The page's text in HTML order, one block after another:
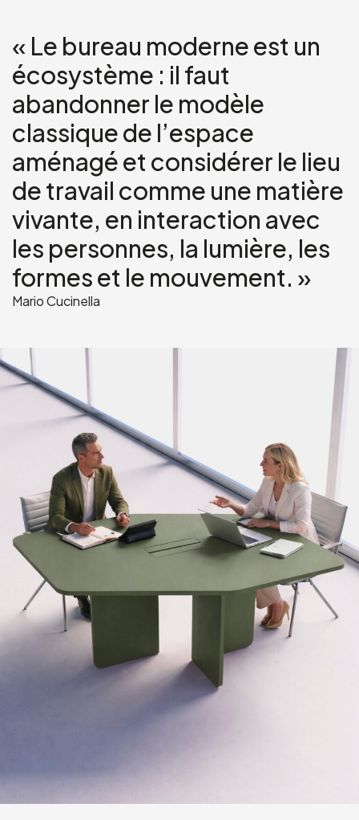
« Le bureau moderne est un
écosystème : il faut
abandonner le modèle
classique de l’espace
aménagé et considérer le lieu
de travail comme une matière
vivante, en interaction avec
les personnes, la lumière, les
formes et le mouvement. »
Mario Cucinella